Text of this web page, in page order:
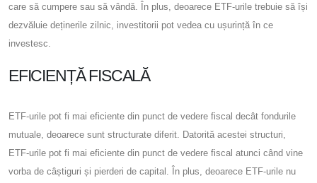
care să cumpere sau să vândă. În plus, deoarece ETF-urile trebuie să își
dezvăluie deținerile zilnic, investitorii pot vedea cu ușurință în ce
investesc.
EFICIENȚĂ FISCALĂ
ETF-urile pot fi mai eficiente din punct de vedere fiscal decât fondurile
mutuale, deoarece sunt structurate diferit. Datorită acestei structuri,
ETF-urile pot fi mai eficiente din punct de vedere fiscal atunci când vine
vorba de câștiguri și pierderi de capital. În plus, deoarece ETF-urile nu